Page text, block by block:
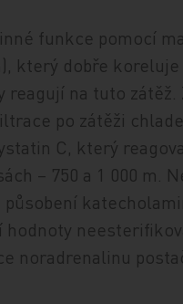
funkce pomocí
který dobře
reagují na tuto
po zátěži
C, který
– 750 a 1 000 m.
působení
hodnoty
noradrenalinu